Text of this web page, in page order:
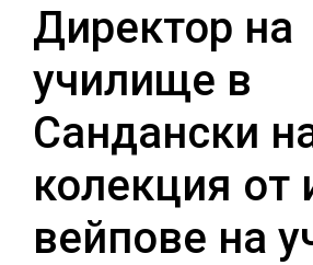
Директор на
училище в
Сандански
колекция от
вейпове на